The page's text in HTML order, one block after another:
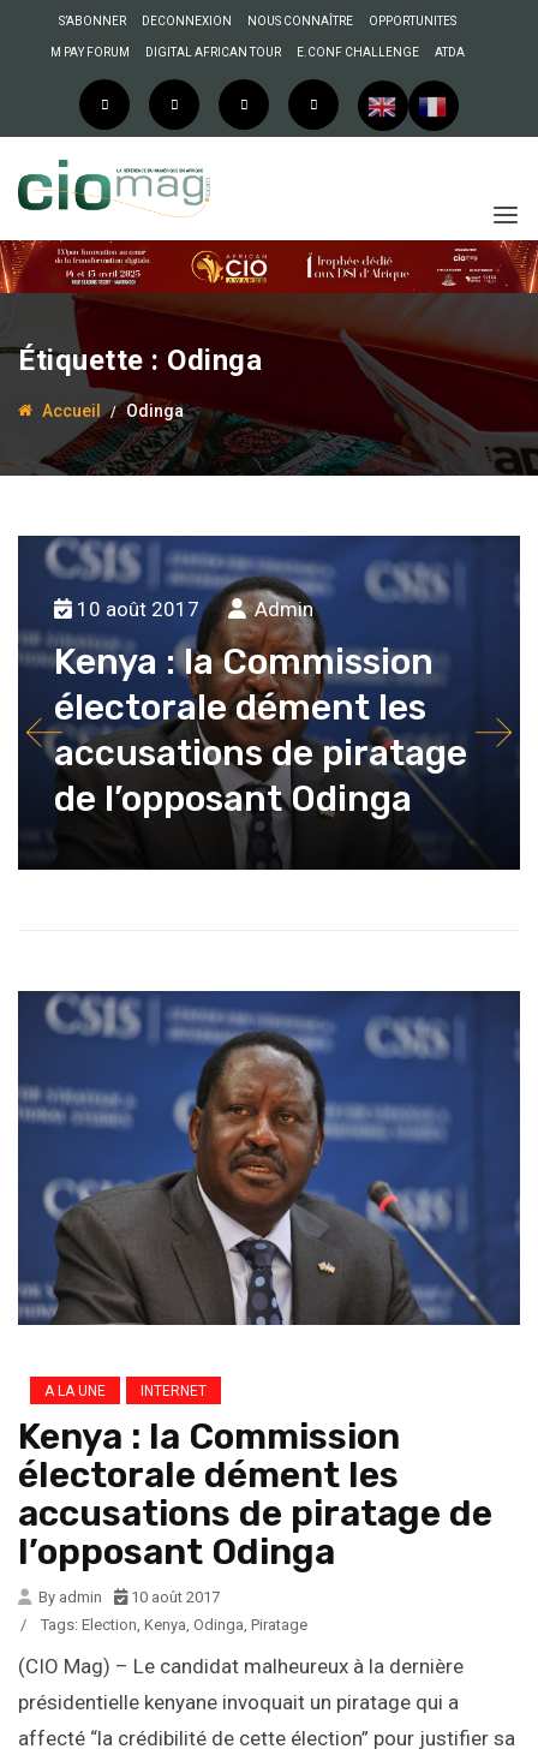
S’ABONNER DECONNEXION NOUS CONNAÎTRE OPPORTUNITES
M PAY FORUM DIGITAL AFRICAN TOUR E.CONF CHALLENGE ATDA
Étiquette : Odinga
Accueil Odinga
10 août 2017 Admin
Kenya : la Commission
électorale dément les
accusations de piratage
de l’opposant Odinga
A LA UNE INTERNET
Kenya : la Commission
électorale dément les
accusations de piratage de
l’opposant Odinga
By admin
10 août 2017
/
Tags: Election, Kenya, Odinga, Piratage
(CIO Mag) – Le candidat malheureux à la dernière
présidentielle kenyane invoquait un piratage qui a
affecté “la crédibilité de cette élection” pour justifier sa